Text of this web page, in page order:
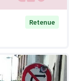
Retenue